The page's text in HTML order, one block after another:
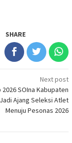
SHARE
Next post
2026 SOIna Kabupaten
Ajang Seleksi Atlet
Menuju Pesonas 2026